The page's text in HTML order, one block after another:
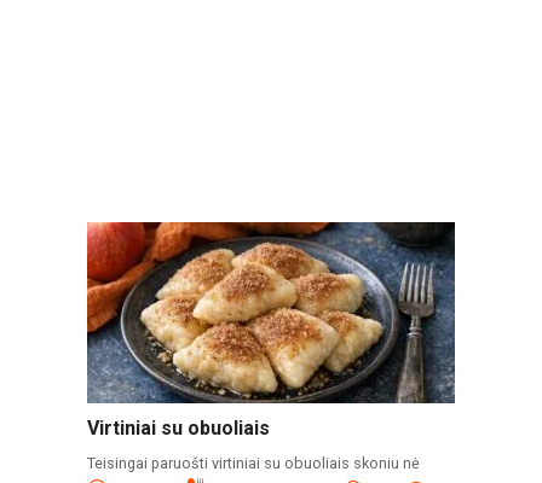
Virtiniai su obuoliais
Teisingai paruošti virtiniai su obuoliais skoniu nė